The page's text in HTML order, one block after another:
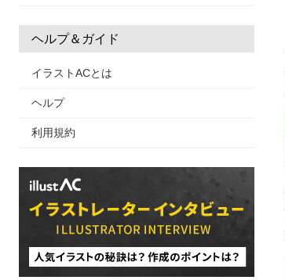
ヘルプ＆ガイド
イラストACとは
ヘルプ
利用規約